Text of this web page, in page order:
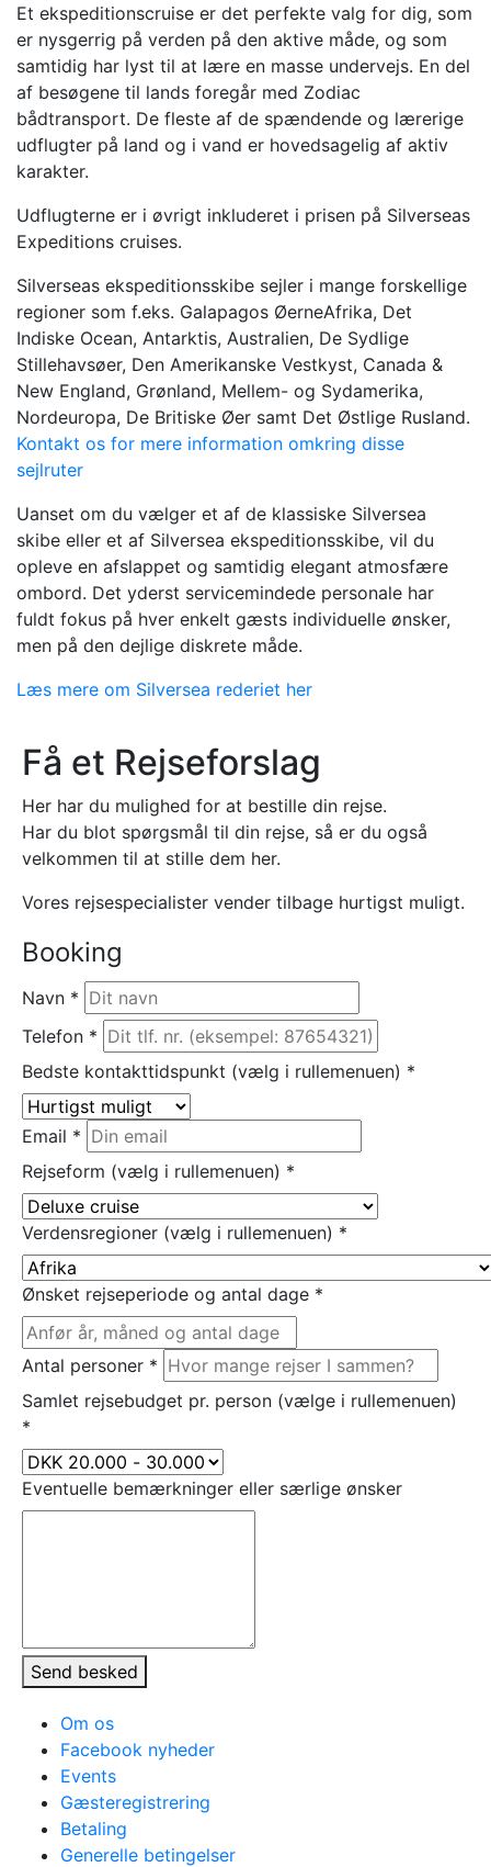
Et ekspeditionscruise er det perfekte valg for dig, som
er nysgerrig på verden på den aktive måde, og som
samtidig har lyst til at lære en masse undervejs. En del
af besøgene til lands foregår med Zodiac
bådtransport. De fleste af de spændende og lærerige
udflugter på land og i vand er hovedsagelig af aktiv
karakter.
Udflugterne er i øvrigt inkluderet i prisen på Silverseas
Expeditions cruises.
Silverseas ekspeditionsskibe sejler i mange forskellige
regioner som f.eks. Galapagos ØerneAfrika, Det
Indiske Ocean, Antarktis, Australien, De Sydlige
Stillehavsøer, Den Amerikanske Vestkyst, Canada &
New England, Grønland, Mellem- og Sydamerika,
Nordeuropa, De Britiske Øer samt Det Østlige Rusland.
Kontakt os for mere information omkring disse
sejlruter
Uanset om du vælger et af de klassiske Silversea
skibe eller et af Silversea ekspeditionsskibe, vil du
opleve en afslappet og samtidig elegant atmosfære
ombord. Det yderst servicemindede personale har
fuldt fokus på hver enkelt gæsts individuelle ønsker,
men på den dejlige diskrete måde.
Læs mere om Silversea rederiet her
Få et Rejseforslag
Her har du mulighed for at bestille din rejse.
Har du blot spørgsmål til din rejse, så er du også
velkommen til at stille dem her.
Vores rejsespecialister vender tilbage hurtigst muligt.
Booking
Navn *
Telefon *
Bedste kontakttidspunkt (vælg i rullemenuen) *
Email *
Rejseform (vælg i rullemenuen) *
Verdensregioner (vælg i rullemenuen) *
Ønsket rejseperiode og antal dage *
Antal personer *
Samlet rejsebudget pr. person (vælge i rullemenuen)
*
Eventuelle bemærkninger eller særlige ønsker
Send besked
Om os
Facebook nyheder
Events
Gæsteregistrering
Betaling
Generelle betingelser